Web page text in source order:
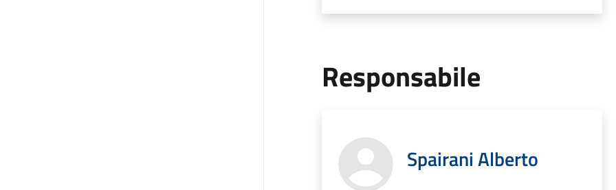
Responsabile
Spairani Alberto